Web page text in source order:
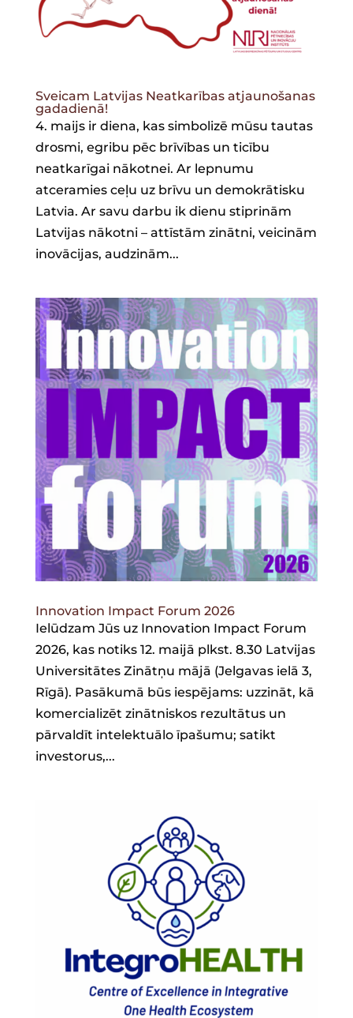
Sveicam Latvijas Neatkarības atjaunošanas
gadadienā!
4. maijs ir diena, kas simbolizē mūsu tautas
drosmi, egribu pēc brīvības un ticību
neatkarīgai nākotnei. Ar lepnumu
atceramies ceļu uz brīvu un demokrātisku
Latvia. Ar savu darbu ik dienu stiprinām
Latvijas nākotni – attīstām zinātni, veicinām
inovācijas, audzinām...
Innovation Impact Forum 2026
Ielūdzam Jūs uz Innovation Impact Forum
2026, kas notiks 12. maijā plkst. 8.30 Latvijas
Universitātes Zinātņu mājā (Jelgavas ielā 3,
Rīgā). Pasākumā būs iespējams: uzzināt, kā
komercializēt zinātniskos rezultātus un
pārvaldīt intelektuālo īpašumu; satikt
investorus,...